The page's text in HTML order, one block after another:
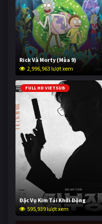
Rick Và Morty (Mùa 9)
2,996,963 lượt xem
FULL HD VIETSUB
Đặc Vụ Kim Tái Khởi Động
595,939 lượt xem